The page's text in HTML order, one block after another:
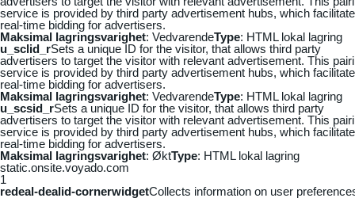
service is provided by third party advertisement hubs, which
real-time bidding for advertisers.
Maksimal lagringsvarighet: VedvarendeType: HTML lokal lagring
u_sclid_rSets a unique ID for the visitor, that allows third party
advertisers to target the visitor with relevant advertisement. This
service is provided by third party advertisement hubs, which
real-time bidding for advertisers.
Maksimal lagringsvarighet: VedvarendeType: HTML lokal lagring
u_scsid_rSets a unique ID for the visitor, that allows third party
advertisers to target the visitor with relevant advertisement. This
service is provided by third party advertisement hubs, which
real-time bidding for advertisers.
Maksimal lagringsvarighet: ØktType: HTML lokal lagring
static.onsite.voyado.com
1
redeal-dealid-cornerwidgetCollects information on user